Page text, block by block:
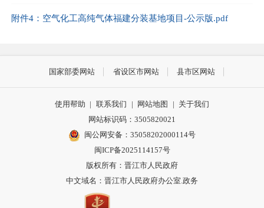
附件4：空气化工高纯气体福建分装基地项目-公示版.pdf
国家部委网站 省设区市网站 县市区网站
使用帮助 | 联系我们 | 网站地图 | 关于我们
网站标识码：3505820021
闽公网安备：35058202000114号
闽ICP备2025114157号
版权所有：晋江市人民政府
中文域名：晋江市人民政府办公室.政务